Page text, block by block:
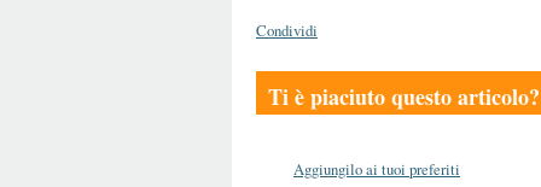
Condividi
Ti è piaciuto questo articolo?
Aggiungilo ai tuoi preferiti